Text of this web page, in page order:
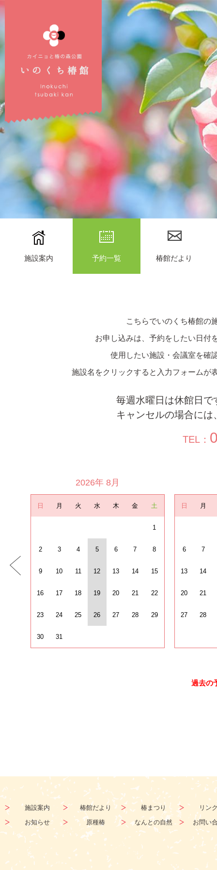
施設案内 予約一覧 椿館だより
こちらでいのくち椿館の
お申し込みは、予約をしたい日付
使用したい施設・会議室を確
施設名をクリックすると入力フォームが
毎週水曜日は休館日
キャンセルの場合に
TEL：
2026年 8月
日 月 火 水 木 金 土
1
2 3 4 5 6 7 8
9 10 11 12 13 14 15
16 17 18 19 20 21 22
23 24 25 26 27 28 29
30 31
日 月
6 7
13 14
20 21
27 28
過去の
施設案内 椿館だより 椿まつり
リン
お知らせ
原種椿 なんとの自然 お問い